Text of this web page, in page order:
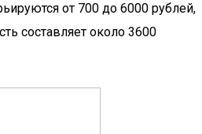
от 700 до 6000 рублей,
составляет около 3600